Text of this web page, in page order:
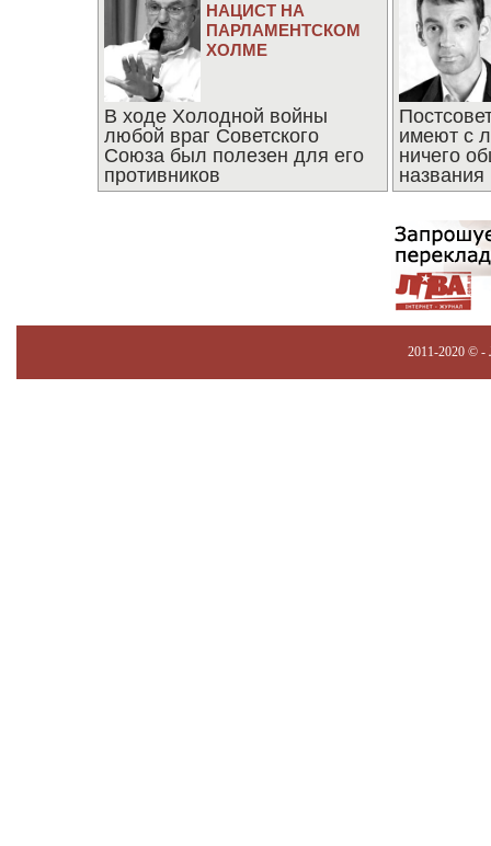
НАЦИСТ НА
ПАРЛАМЕНТСКОМ
ХОЛМЕ
В ходе Холодной войны
любой враг Советского
Союза был полезен для его
противников
имеют с
ничего
названия
2011-2020 © -